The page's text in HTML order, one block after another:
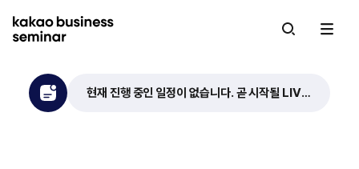
kakao business seminar
마감임박
현재 진행 중인 일정이 없습니다. 곧 시작될 LIVE 교육을 기다려 주세요!